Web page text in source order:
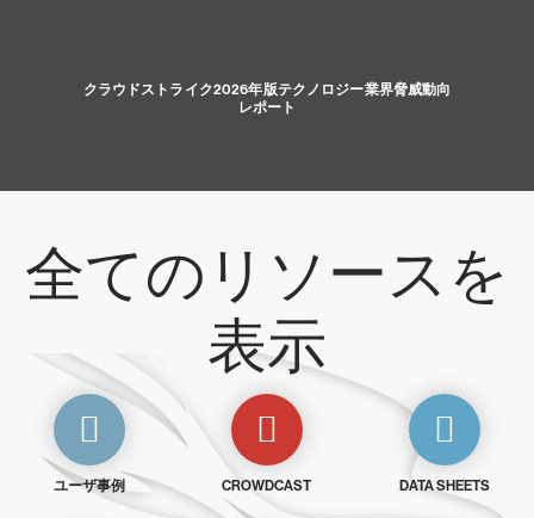
クラウドストライク2026年版テクノロジー業界脅威動向
レポート
全てのリソースを
表示
ユーザ事例 CROWDCAST DATA SHEETS